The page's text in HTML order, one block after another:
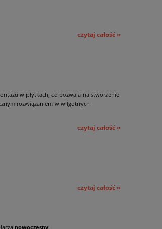
czytaj całość »
w płytkach, co pozwala na stworzenie
rozwiązaniem w wilgotnych
czytaj całość »
czytaj całość »
nowoczesny